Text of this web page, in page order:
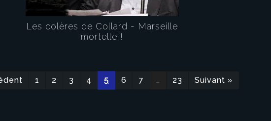
des cookies
Les colères de Collard - Marseille
mortelle !
1 2 3 4 5 6 7 … 23 Suivant »